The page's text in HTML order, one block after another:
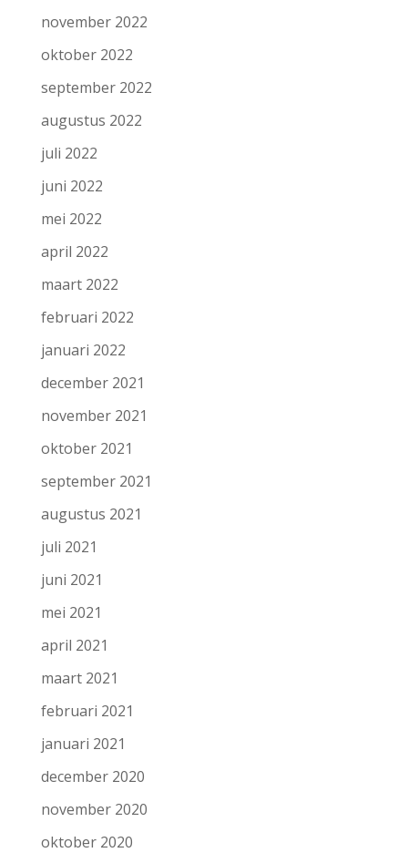
november 2022
oktober 2022
september 2022
augustus 2022
juli 2022
juni 2022
mei 2022
april 2022
maart 2022
februari 2022
januari 2022
december 2021
november 2021
oktober 2021
september 2021
augustus 2021
juli 2021
juni 2021
mei 2021
april 2021
maart 2021
februari 2021
januari 2021
december 2020
november 2020
oktober 2020